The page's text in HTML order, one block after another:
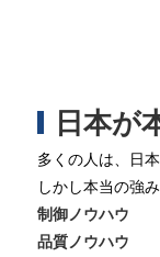
日本が
多くの人は、日
しかし本当の強
制御ノウハウ
品質ノウハウ